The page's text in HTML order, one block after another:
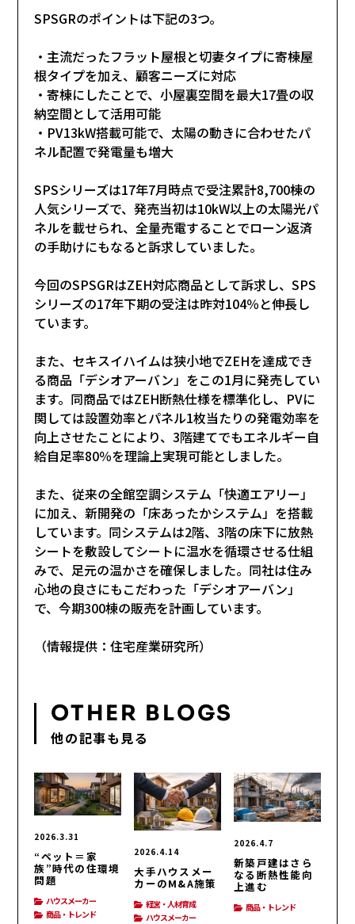
SPSGRのポイントは下記の3つ。
・主流だったフラット屋根と切妻タイプに寄棟屋
根タイプを加え、顧客ニーズに対応
・寄棟にしたことで、小屋裏空間を最大17畳の収
納空間として活用可能
・PV13kW搭載可能で、太陽の動きに合わせたパ
ネル配置で発電量も増大
SPSシリーズは17年7月時点で受注累計8,700棟の
人気シリーズで、発売当初は10kW以上の太陽光パ
ネルを載せられ、全量売電することでローン返済
の手助けにもなると訴求していました。
今回のSPSGRはZEH対応商品として訴求し、SPS
シリーズの17年下期の受注は昨対104％と伸長し
ています。
また、セキスイハイムは狭小地でZEHを達成でき
る商品「デシオアーバン」をこの1月に発売してい
ます。同商品ではZEH断熱仕様を標準化し、PVに
関しては設置効率とパネル1枚当たりの発電効率を
向上させたことにより、3階建てでもエネルギー自
給自足率80％を理論上実現可能としました。
また、従来の全館空調システム「快適エアリー」
に加え、新開発の「床あったかシステム」を搭載
しています。同システムは2階、3階の床下に放熱
シートを敷設してシートに温水を循環させる仕組
みで、足元の温かさを確保しました。同社は住み
心地の良さにもこだわった「デシオアーバン」
で、今期300棟の販売を計画しています。
（情報提供：住宅産業研究所）
OTHER BLOGS
他の記事も見る
2026.3.31
“ペット＝家
族”時代の住環境
問題
ハウスメーカー
商品・トレンド
2026.4.14
大手ハウスメー
カーのM&A施策
経営・人材育成
ハウスメーカー
2026.4.7
新築戸建はさら
なる断熱性能向
上進む
商品・トレンド